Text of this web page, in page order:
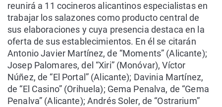
reunirá a 11 cocineros alicantinos especialistas en
trabajar los salazones como producto central de
sus elaboraciones y cuya presencia destaca en la
oferta de sus establecimientos. En él se citarán
Antonio Javier Martínez, de “Moments” (Alicante);
Josep Palomares, del “Xiri” (Monóvar), Víctor
Núñez, de “El Portal” (Alicante); Davinia Martínez,
de “El Casino” (Orihuela); Gema Penalva, de “Gema
Penalva” (Alicante); Andrés Soler, de “Ostrarium”